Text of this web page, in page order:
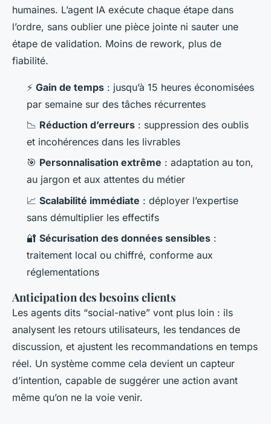
humaines. L’agent IA exécute chaque étape dans
l’ordre, sans oublier une pièce jointe ni sauter une
étape de validation. Moins de rework, plus de
fiabilité.
⚡ Gain de temps : jusqu’à 15 heures économisées
par semaine sur des tâches récurrentes
📉 Réduction d’erreurs : suppression des oublis
et incohérences dans les livrables
🎯 Personnalisation extrême : adaptation au ton,
au jargon et aux attentes du métier
📈 Scalabilité immédiate : déployer l’expertise
sans démultiplier les effectifs
🔐 Sécurisation des données sensibles :
traitement local ou chiffré, conforme aux
réglementations
Anticipation des besoins clients
Les agents dits “social-native” vont plus loin : ils
analysent les retours utilisateurs, les tendances de
discussion, et ajustent les recommandations en temps
réel. Un système comme cela devient un capteur
d’intention, capable de suggérer une action avant
même qu’on ne la voie venir.